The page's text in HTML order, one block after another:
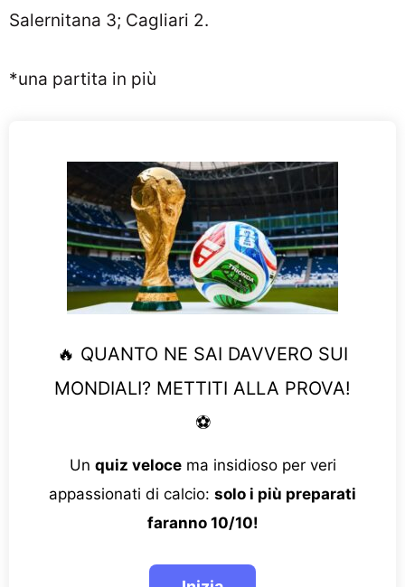
Salernitana 3; Cagliari 2.
*una partita in più
🔥 QUANTO NE SAI DAVVERO SUI
MONDIALI? METTITI ALLA PROVA!
⚽
Un quiz velocema insidioso per veri
appassionati di calcio: solo i più preparati
faranno 10/10!